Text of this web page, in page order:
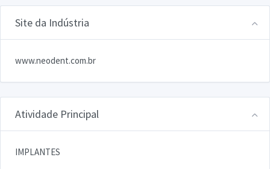
Site da Indústria
www.neodent.com.br
Atividade Principal
IMPLANTES